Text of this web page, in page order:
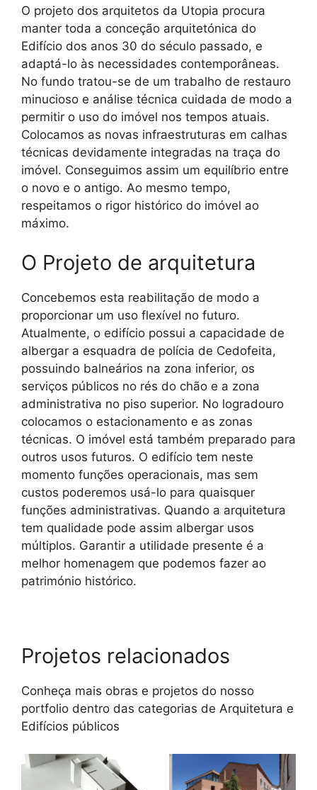
O projeto dos arquitetos da Utopia procura
manter toda a conceção arquitetónica do
Edifício dos anos 30 do século passado, e
adaptá-lo às necessidades contemporâneas.
No fundo tratou-se de um trabalho de restauro
minucioso e análise técnica cuidada de modo a
permitir o uso do imóvel nos tempos atuais.
Colocamos as novas infraestruturas em calhas
técnicas devidamente integradas na traça do
imóvel. Conseguimos assim um equilíbrio entre
o novo e o antigo. Ao mesmo tempo,
respeitamos o rigor histórico do imóvel ao
máximo.
O Projeto de arquitetura
Concebemos esta reabilitação de modo a
proporcionar um uso flexível no futuro.
Atualmente, o edifício possui a capacidade de
albergar a esquadra de polícia de Cedofeita,
possuindo balneários na zona inferior, os
serviços públicos no rés do chão e a zona
administrativa no piso superior. No logradouro
colocamos o estacionamento e as zonas
técnicas. O imóvel está também preparado para
outros usos futuros. O edifício tem neste
momento funções operacionais, mas sem
custos poderemos usá-lo para quaisquer
funções administrativas. Quando a arquitetura
tem qualidade pode assim albergar usos
múltiplos. Garantir a utilidade presente é a
melhor homenagem que podemos fazer ao
património histórico.
Projetos relacionados
Conheça mais obras e projetos do nosso
portfolio dentro das categorias de Arquitetura e
Edifícios públicos